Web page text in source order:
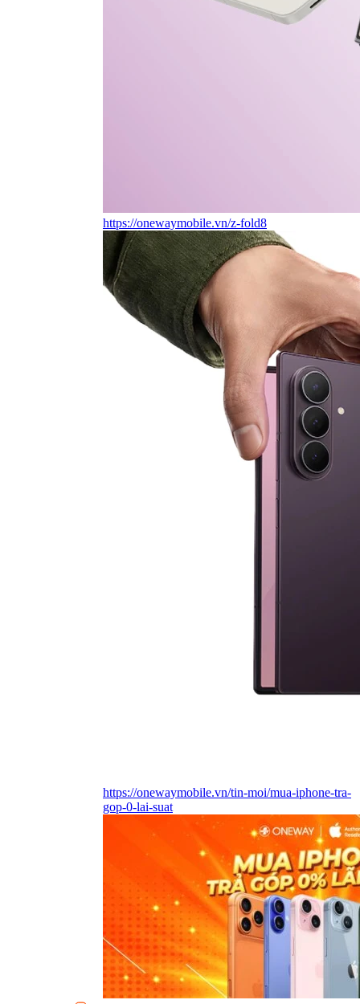
https://onewaymobile.vn/z-fold8
https://onewaymobile.vn/tin-moi/mua-iphone-tra-
gop-0-lai-suat